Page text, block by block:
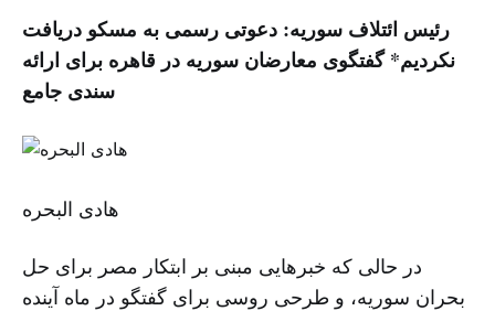
رئیس ائتلاف سوریه: دعوتی رسمی به مسکو دریافت
نکردیم* گفتگوی معارضان سوریه در قاهره برای ارائه
سندی جامع
هادی البحره
در حالی که خبرهایی مبنی بر ابتکار مصر برای حل
بحران سوریه، و طرحی روسی برای گفتگو در ماه آینده